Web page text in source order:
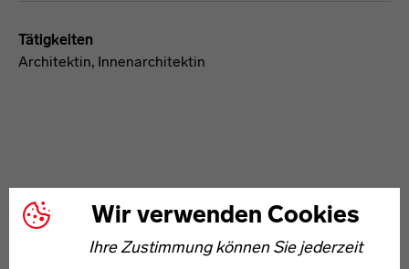
Wir verwenden Cookies
Ihre Zustimmung können Sie jederzeit
Tätigkeiten
Architektin, Innenarchitektin